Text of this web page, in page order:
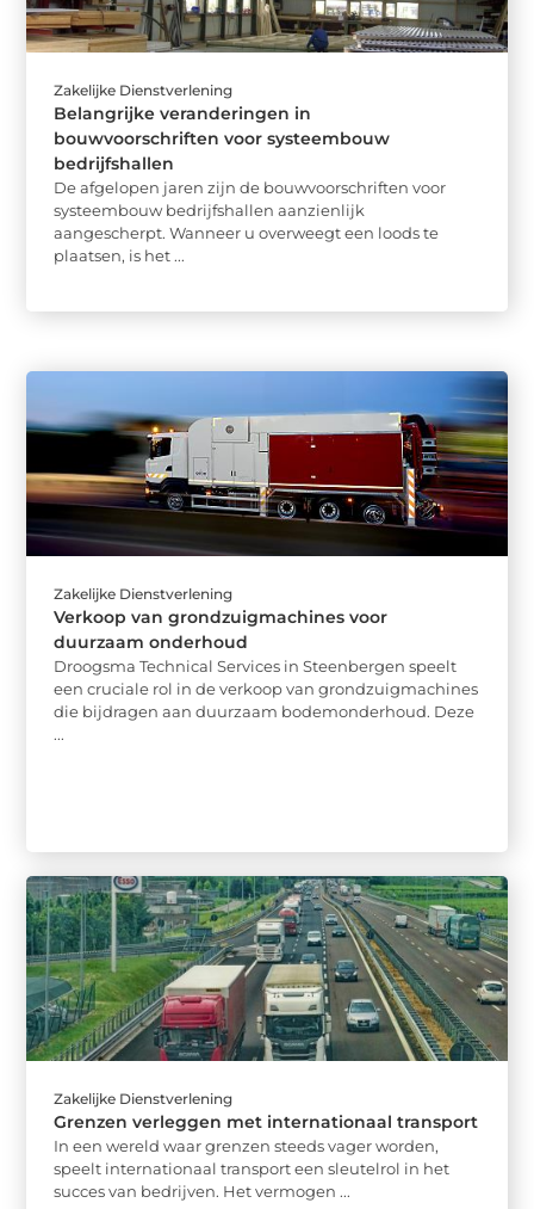
Zakelijke Dienstverlening
Belangrijke veranderingen in
bouwvoorschriften voor systeembouw
bedrijfshallen
De afgelopen jaren zijn de bouwvoorschriften voor
systeembouw bedrijfshallen aanzienlijk
aangescherpt. Wanneer u overweegt een loods te
plaatsen, is het ...
Zakelijke Dienstverlening
Verkoop van grondzuigmachines voor
duurzaam onderhoud
Droogsma Technical Services in Steenbergen speelt
een cruciale rol in de verkoop van grondzuigmachines
die bijdragen aan duurzaam bodemonderhoud. Deze
...
Zakelijke Dienstverlening
Grenzen verleggen met internationaal transport
In een wereld waar grenzen steeds vager worden,
speelt internationaal transport een sleutelrol in het
succes van bedrijven. Het vermogen ...